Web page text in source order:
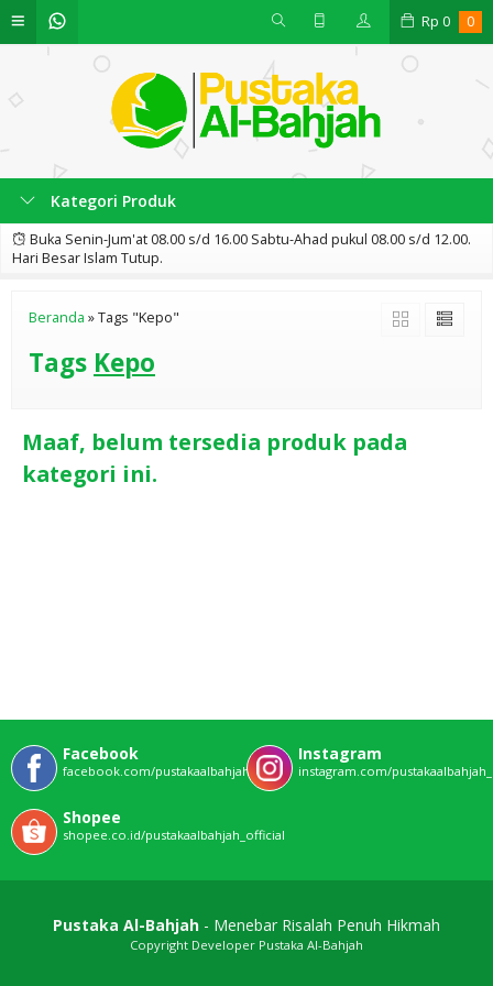
Rp 0 0
Kategori Produk
Buka Senin-Jum'at 08.00 s/d 16.00 Sabtu-Ahad pukul 08.00 s/d 12.00.
Hari Besar Islam Tutup.
Beranda »Tags "Kepo"
Tags Kepo
Maaf, belum tersedia produk pada
kategori ini.
Facebook
facebook.com/pustakaalbahjahofficial
Instagram
instagram.com/
Shopee
shopee.co.id/pustakaalbahjah_official
Pustaka Al-Bahjah - Menebar Risalah Penuh Hikmah
Copyright Developer Pustaka Al-Bahjah